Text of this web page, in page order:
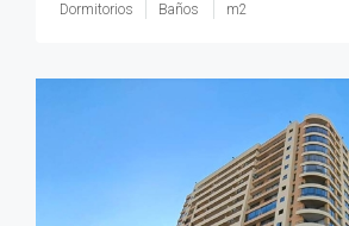
Dormitorios Baños m2